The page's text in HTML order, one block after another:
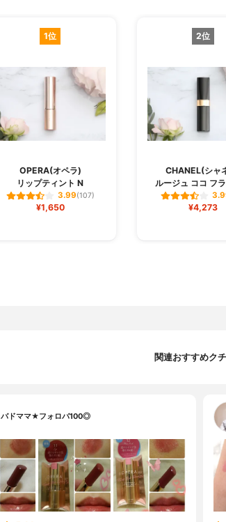
1位
OPERA(オペラ)
リップティント N
3.99(107)
¥1,650
2位
CHANEL(シャ
ルージュ ココ フ
¥4,273
関連おすすめク
バドママ★フォロバ100◎